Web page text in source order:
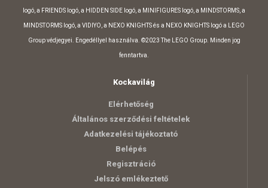
logó, a FRIENDS logó, a HIDDEN SIDE logó, a MINIFIGURES logó, a MINDSTORMS, a
MINDSTORMS logó, a VIDIYO, a NEXO KNIGHTS és a NEXO KNIGHTS logó a LEGO
Group védjegyei. Engedéllyel használva. ©2023 The LEGO Group. Minden jog
fenntartva.
Kockavilág
Elérhetőség
Általános szerződési feltételek
Adatkezelési tájékoztató
Belépés
Regisztráció
Jelszó emlékeztető